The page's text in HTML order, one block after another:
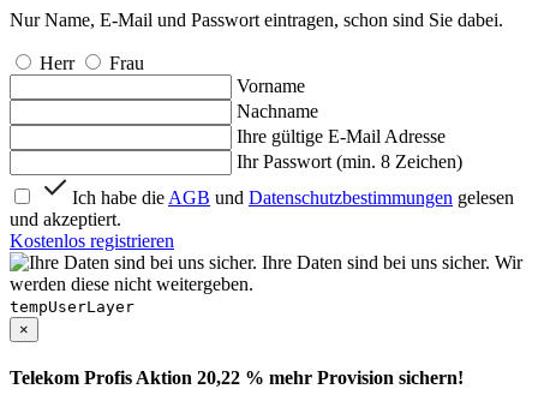
Nur Name, E-Mail und Passwort eintragen, schon sind Sie dabei.
Herr
Frau
Vorname
Nachname
Ihre gültige E-Mail Adresse
Ihr Passwort (min. 8 Zeichen)
Ich habe die AGB und Datenschutzbestimmungen gelesen
und akzeptiert.
Kostenlos registrieren
Ihre Daten sind bei uns sicher. Wir
werden diese nicht weitergeben.
tempUserLayer
×
Telekom Profis Aktion 20,22 % mehr Provision sichern!